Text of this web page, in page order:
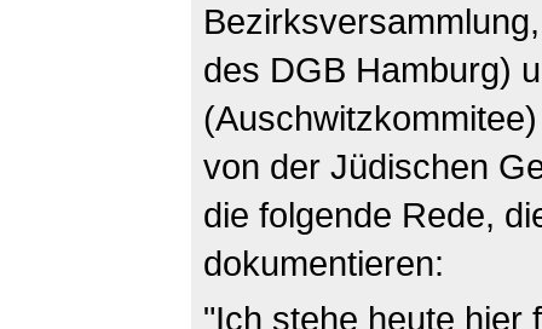
des DGB Hamburg)
von der Jüdischen
die folgende Rede,
dokumentieren:
"Ich stehe heute hier